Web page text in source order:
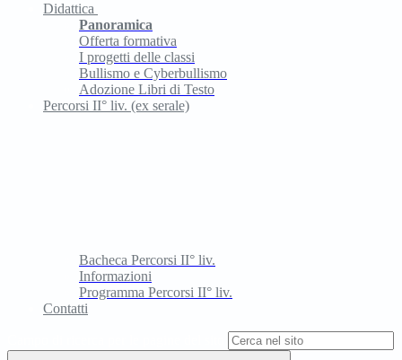
Didattica
Panoramica
Offerta formativa
I progetti delle classi
Bullismo e Cyberbullismo
Adozione Libri di Testo
Percorsi II° liv. (ex serale)
Bacheca Percorsi II° liv.
Informazioni
Programma Percorsi II° liv.
Contatti